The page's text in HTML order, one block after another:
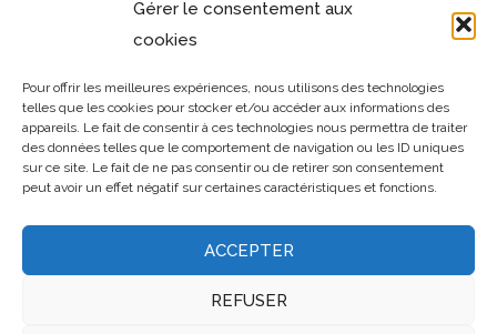
Gérer le consentement aux
cookies
Pour offrir les meilleures expériences, nous utilisons des technologies
telles que les cookies pour stocker et/ou accéder aux informations des
appareils. Le fait de consentir à ces technologies nous permettra de traiter
des données telles que le comportement de navigation ou les ID uniques
sur ce site. Le fait de ne pas consentir ou de retirer son consentement
peut avoir un effet négatif sur certaines caractéristiques et fonctions.
ACCEPTER
REFUSER
TOUT CE QUE VOUS DEVEZ SAVOIR SUR LES TRAVAUX DE
TOITURE